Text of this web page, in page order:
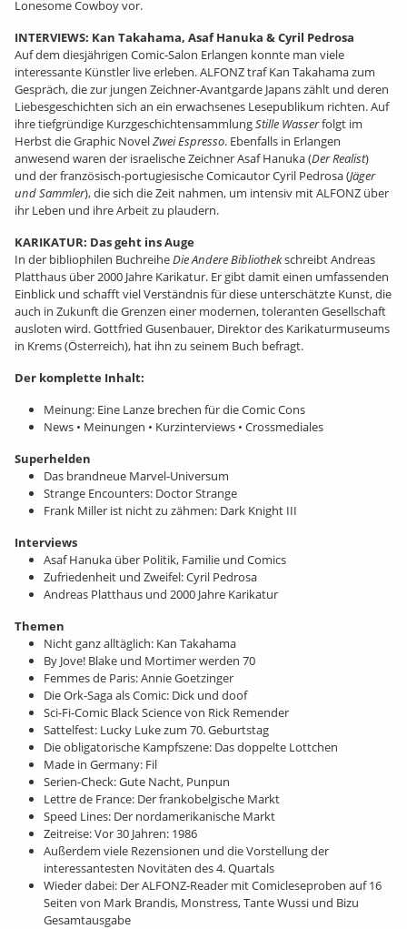
Lonesome Cowboy vor.
INTERVIEWS: Kan Takahama, Asaf Hanuka & Cyril Pedrosa
Auf dem diesjährigen Comic-Salon Erlangen konnte man viele
interessante Künstler live erleben. ALFONZ traf Kan Takahama zum
Gespräch, die zur jungen Zeichner-Avantgarde Japans zählt und deren
Liebesgeschichten sich an ein erwachsenes Lesepublikum richten. Auf
ihre tiefgründige KurzgeschichtensammlungStille Wasserfolgt im
Herbst die Graphic NovelZwei Espresso. Ebenfalls in Erlangen
anwesend waren der israelische Zeichner Asaf Hanuka (Der Realist)
und der französisch-portugiesische Comicautor Cyril Pedrosa (Jäger
und Sammler), die sich die Zeit nahmen, um intensiv mit ALFONZ über
ihr Leben und ihre Arbeit zu plaudern.
KARIKATUR: Das geht ins Auge
In der bibliophilen BuchreiheDie Andere Bibliothekschreibt Andreas
Platthaus über 2000 Jahre Karikatur. Er gibt damit einen umfassenden
Einblick und schafft viel Verständnis für diese unterschätzte Kunst, die
auch in Zukunft die Grenzen einer modernen, toleranten Gesellschaft
ausloten wird. Gottfried Gusenbauer, Direktor des Karikaturmuseums
in Krems (Österreich), hat ihn zu seinem Buch befragt.
Der komplette Inhalt:
Meinung: Eine Lanze brechen für die Comic Cons
News • Meinungen • Kurzinterviews • Crossmediales
Superhelden
Das brandneue Marvel-Universum
Strange Encounters: Doctor Strange
Frank Miller ist nicht zu zähmen: Dark Knight III
Interviews
Asaf Hanuka über Politik, Familie und Comics
Zufriedenheit und Zweifel: Cyril Pedrosa
Andreas Platthaus und 2000 Jahre Karikatur
Themen
Nicht ganz alltäglich: Kan Takahama
By Jove! Blake und Mortimer werden 70
Femmes de Paris: Annie Goetzinger
Die Ork-Saga als Comic: Dick und doof
Sci-Fi-Comic Black Science von Rick Remender
Sattelfest: Lucky Luke zum 70. Geburtstag
Die obligatorische Kampfszene: Das doppelte Lottchen
Made in Germany: Fil
Serien-Check: Gute Nacht, Punpun
Lettre de France: Der frankobelgische Markt
Speed Lines: Der nordamerikanische Markt
Zeitreise: Vor 30 Jahren: 1986
Außerdem viele Rezensionen und die Vorstellung der
interessantesten Novitäten des 4. Quartals
Wieder dabei: Der ALFONZ-Reader mit Comicleseproben auf 16
Seiten von Mark Brandis, Monstress, Tante Wussi und Bizu
Gesamtausgabe